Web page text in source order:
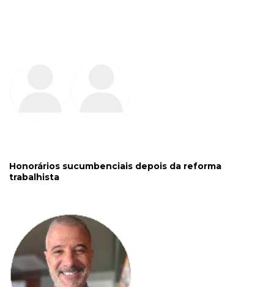
Honorários sucumbenciais depois da reforma
trabalhista